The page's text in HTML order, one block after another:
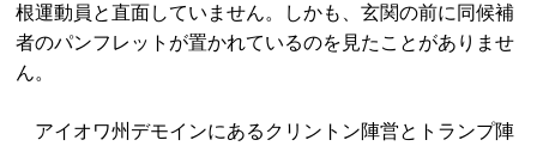
根運動員と直面していません。しかも、玄関の前に同候補
者のパンフレットが置かれているのを見たことがありませ
ん。
アイオワ州デモインにあるクリントン陣営とトランプ陣